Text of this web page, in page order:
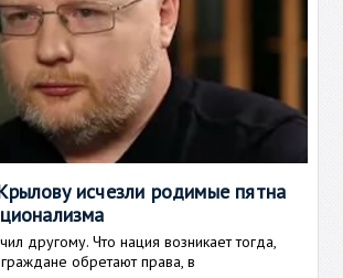
исчезли родимые пятна
другому. Что нация возникает тогда,
обретают права, в